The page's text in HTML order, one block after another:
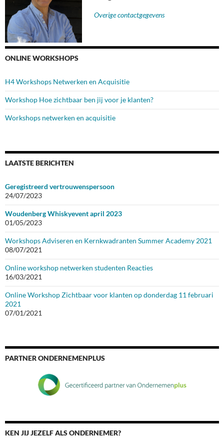
Overige contactgegevens
ONLINE WORKSHOPS
H4 Workshops Netwerken en Acquisitie
Workshop Hoe zichtbaar ben jij voor je klanten?
Workshops netwerken en acquisitie
LAATSTE BERICHTEN
Geregistreerd vertrouwenspersoon
24/07/2023
Woudenberg Whiskyevent april 2023
01/05/2023
Workshops Adviseren en Kernkwadranten Summer Academy 2021
08/07/2021
Online workshop netwerken studenten Reacties
16/03/2021
Online Workshop Zichtbaar voor klanten op donderdag 11 februari
2021
07/01/2021
PARTNER ONDERNEMENPLUS
KEN JIJ JEZELF ALS ONDERNEMER?